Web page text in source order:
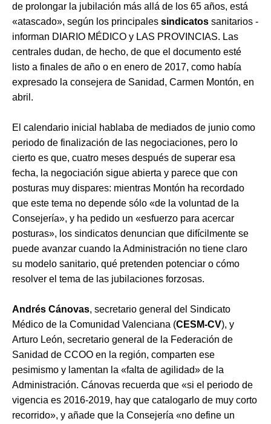
de prolongar la jubilación más allá de los 65 años, está
«atascado», según los principales sindicatos sanitarios -
informan DIARIO MÉDICO y LAS PROVINCIAS. Las
centrales dudan, de hecho, de que el documento esté
listo a finales de año o en enero de 2017, como había
expresado la consejera de Sanidad, Carmen Montón, en
abril.
El calendario inicial hablaba de mediados de junio como
periodo de finalización de las negociaciones, pero lo
cierto es que, cuatro meses después de superar esa
fecha, la negociación sigue abierta y parece que con
posturas muy dispares: mientras Montón ha recordado
que este tema no depende sólo «de la voluntad de la
Consejería», y ha pedido un «esfuerzo para acercar
posturas», los sindicatos denuncian que difícilmente se
puede avanzar cuando la Administración no tiene claro
su modelo sanitario, qué pretenden potenciar o cómo
resolver el tema de las jubilaciones forzosas.
Andrés Cánovas, secretario general del Sindicato
Médico de la Comunidad Valenciana (CESM-CV), y
Arturo León, secretario general de la Federación de
Sanidad de CCOO en la región, comparten ese
pesimismo y lamentan la «falta de agilidad» de la
Administración. Cánovas recuerda que «si el periodo de
vigencia es 2016-2019, hay que catalogarlo de muy corto
recorrido», y añade que la Consejería «no define un